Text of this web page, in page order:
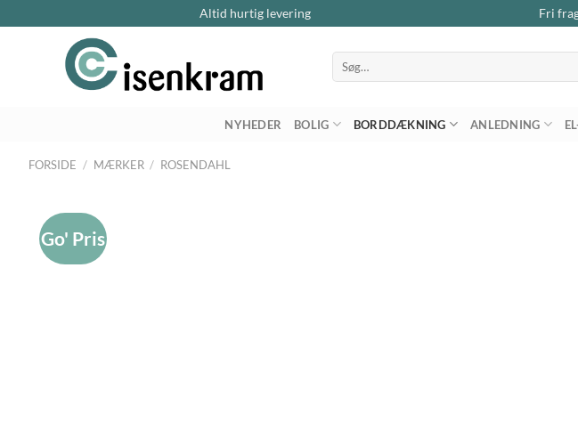
Altid hurtig levering Fri
Søg
efter:
NYHEDER BOLIG BORDDÆKNING ANLEDNING
FORSIDE / MÆRKER / ROSENDAHL
Go' Pris